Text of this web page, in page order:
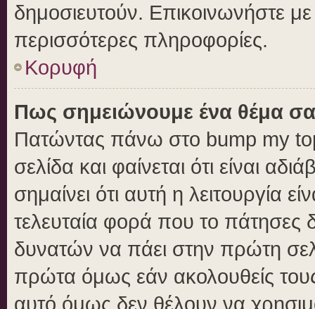
δημοσιευτούν. Επικοινωνήστε
περισσότερες πληροφορίες.
Κορυφή
Πως σημειώνουμε ένα θέμα
Πατώντας πάνω στο bump my
σελίδα και φαίνεται ότι είναι
σημαίνει ότι αυτή η λειτουργία
τελευταία φορά που το πάτησες
δυνατών να πάει στην πρώτη
πρώτα όμως εάν ακολουθείς
αυτό όμως δεν θέλουν να